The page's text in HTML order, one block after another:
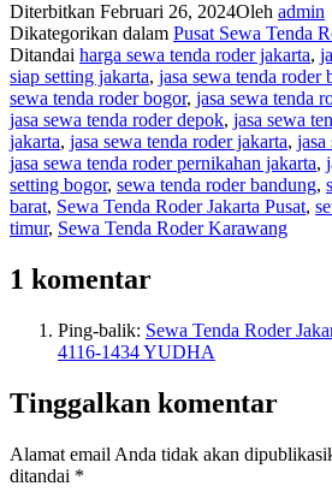
Diterbitkan Februari 26, 2024Oleh admin
Dikategorikan dalam Pusat Sewa Tenda
Ditandai harga sewa tenda roder jakarta,
siap setting jakarta, jasa sewa tenda roder
sewa tenda roder bogor, jasa sewa tenda
jasa sewa tenda roder depok, jasa sewa
jakarta, jasa sewa tenda roder jakarta, jasa
jasa sewa tenda roder pernikahan jakarta,
setting bogor, sewa tenda roder bandung,
barat, Sewa Tenda Roder Jakarta Pusat,
timur, Sewa Tenda Roder Karawang
1 komentar
Ping-balik: Sewa Tenda Roder
4116-1434 YUDHA
Tinggalkan komentar
Alamat email Anda tidak akan
ditandai *